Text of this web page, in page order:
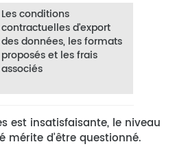
Les conditions
contractuelles d’export
des données, les formats
proposés et les frais
associés
est insatisfaisante, le niveau
mérite d’être questionné.